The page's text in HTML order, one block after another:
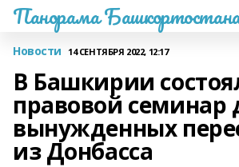
Панорама
Новости 14 СЕНТЯБРЯ 2022, 12:17
В Башкирии
правовой семинар
вынужденных
из Донбасса